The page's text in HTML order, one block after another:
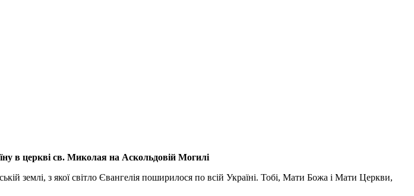
в церкві св. Миколая на Аскольдовій Могилі
землі, з якої світло Євангелія поширилося по всій Україні. Тобі, Мати Божа і Мати Церкви,